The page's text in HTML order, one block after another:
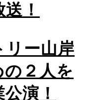
！
リー山岸
の ２人を
演！